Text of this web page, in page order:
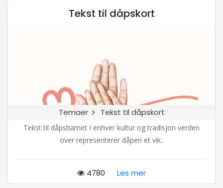
Tekst til dåpskort
Temaer Tekst til dåpskort
Tekst til dåpsbarnet I enhver kultur og tradisjon verden
over representerer dåpen et vik..
4780 Les mer